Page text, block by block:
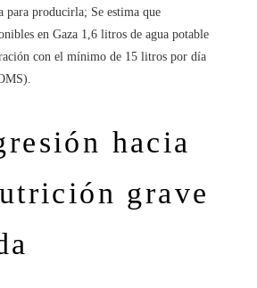
para producirla; Se estima que
en Gaza 1,6 litros de agua potable
con el mínimo de 15 litros por día
hacia
grave